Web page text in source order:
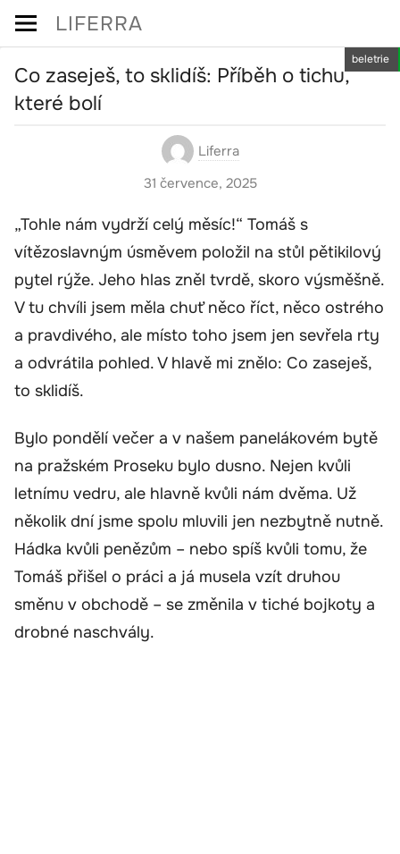
Skip
LIFERRA
beletrie
Co zaseješ, to sklidíš: Příběh o tichu,
které bolí
Liferra
31 července, 2025
„Tohle nám vydrží celý měsíc!“ Tomáš s
vítězoslavným úsměvem položil na stůl pětikilový
pytel rýže. Jeho hlas zněl tvrdě, skoro výsměšně.
V tu chvíli jsem měla chuť něco říct, něco ostrého
a pravdivého, ale místo toho jsem jen sevřela rty
a odvrátila pohled. V hlavě mi znělo: Co zaseješ,
to sklidíš.
Bylo pondělí večer a v našem panelákovém bytě
na pražském Proseku bylo dusno. Nejen kvůli
letnímu vedru, ale hlavně kvůli nám dvěma. Už
několik dní jsme spolu mluvili jen nezbytně nutně.
Hádka kvůli penězům – nebo spíš kvůli tomu, že
Tomáš přišel o práci a já musela vzít druhou
směnu v obchodě – se změnila v tiché bojkoty a
drobné naschvály.